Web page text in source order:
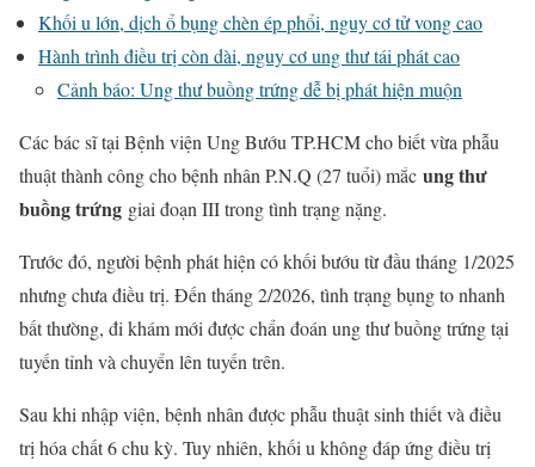
Khối u lớn, dịch ổ bụng chèn ép phổi, nguy cơ tử vong cao
Hành trình điều trị còn dài, nguy cơ ung thư tái phát cao
Cảnh báo: Ung thư buồng trứng dễ bị phát hiện muộn
Các bác sĩ tại Bệnh viện Ung Bướu TP.HCM cho biết vừa phẫu
thuật thành công cho bệnh nhân P.N.Q (27 tuổi) mắc ung thư
buồng trứng giai đoạn III trong tình trạng nặng.
Trước đó, người bệnh phát hiện có khối bướu từ đầu tháng 1/2025
nhưng chưa điều trị. Đến tháng 2/2026, tình trạng bụng to nhanh
bất thường, đi khám mới được chẩn đoán ung thư buồng trứng tại
tuyến tỉnh và chuyển lên tuyến trên.
Sau khi nhập viện, bệnh nhân được phẫu thuật sinh thiết và điều
trị hóa chất 6 chu kỳ. Tuy nhiên, khối u không đáp ứng điều trị